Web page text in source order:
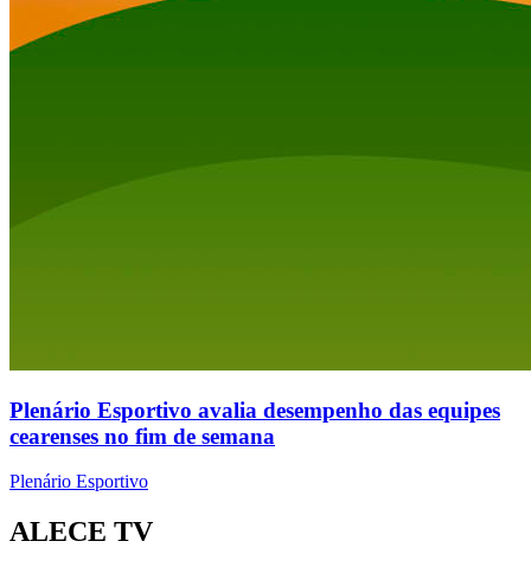
Plenário Esportivo avalia desempenho das equipes
cearenses no fim de semana
Plenário Esportivo
ALECE TV